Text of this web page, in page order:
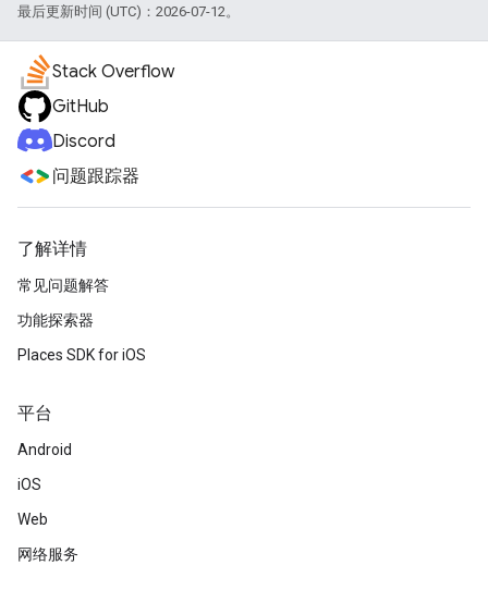
最后更新时间 (UTC)：2026-07-12。
Stack Overflow
GitHub
Discord
问题跟踪器
了解详情
常见问题解答
功能探索器
Places SDK for iOS
平台
Android
iOS
Web
网络服务